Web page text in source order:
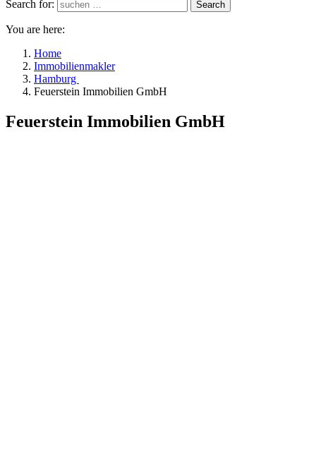
Search for:
Search
You are here:
Home
Immobilienmakler
Hamburg
Feuerstein Immobilien GmbH
Feuerstein Immobilien GmbH